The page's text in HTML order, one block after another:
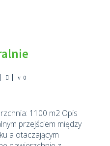
0
1100 m2 Opis
przejściem między
a otaczającym